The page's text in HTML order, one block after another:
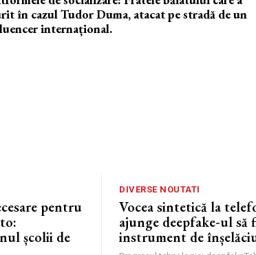
în cazul Tudor Duma, atacat pe stradă de un
internațional.
pentru
școlii de
DIVERSE NOUTATI
Vocea sintetică la
ajunge deepfake-ul să
instrument de